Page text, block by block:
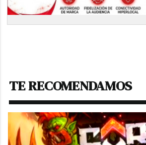
TE RECOMENDAMOS